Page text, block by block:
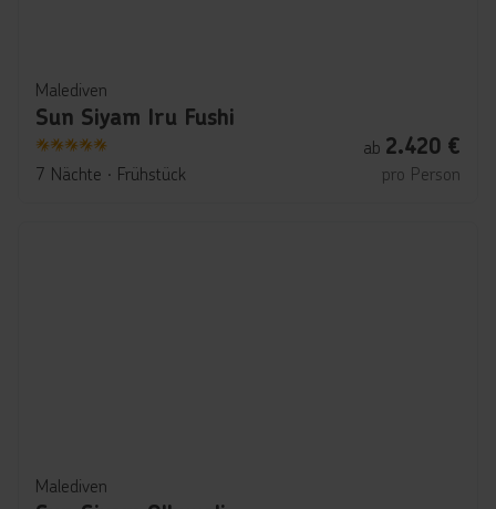
Malediven
Sun Siyam Iru Fushi
5
7 Nächte ∙ Frühstück
ab 2.420 €
pro Person
Malediven